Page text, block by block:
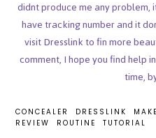
didnt produce me any problem,
have tracking number and it
visit Dresslink to fin more
comment, I hope you find help
time,
CONCEALER DRESSLINK
REVIEW
ROUTINE TUTORIAL